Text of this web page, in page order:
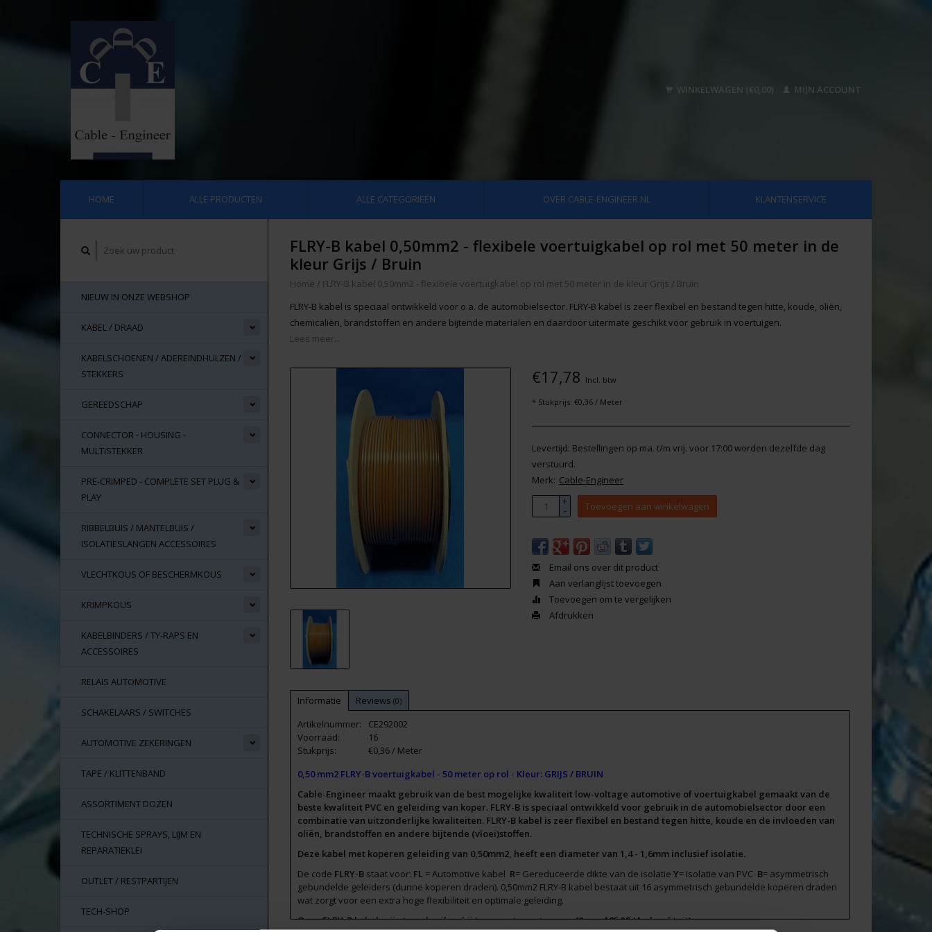
WINKELWAGEN (€0,00) MIJN ACCOUNT
HOME ALLE PRODUCTEN ALLE CATEGORIEËN OVER CABLE-ENGINEER.NL KLANTENSERVICE
NIEUW IN ONZE WEBSHOP
KABEL / DRAAD
KABELSCHOENEN / ADEREINDHULZEN /
STEKKERS
GEREEDSCHAP
CONNECTOR - HOUSING -
MULTISTEKKER
PRE-CRIMPED - COMPLETE SET PLUG &
PLAY
RIBBELBUIS / MANTELBUIS /
ISOLATIESLANGEN ACCESSOIRES
VLECHTKOUS OF BESCHERMKOUS
KRIMPKOUS
KABELBINDERS / TY-RAPS EN
ACCESSOIRES
RELAIS AUTOMOTIVE
SCHAKELAARS / SWITCHES
AUTOMOTIVE ZEKERINGEN
TAPE / KLITTENBAND
ASSORTIMENT DOZEN
TECHNISCHE SPRAYS, LIJM EN
REPARATIEKLEI
OUTLET / RESTPARTIJEN
TECH-SHOP
FLRY-B kabel 0,50mm2 - flexibele voertuigkabel op rol met 50 meter in de
kleur Grijs / Bruin
Home / FLRY-B kabel 0,50mm2 - flexibele voertuigkabel op rol met 50 meter in de kleur Grijs / Bruin
FLRY-B kabel is speciaal ontwikkeld voor o.a. de automobielsector. FLRY-B kabel is zeer flexibel en bestand tegen hitte, koude, oliën,
chemicaliën, brandstoffen en andere bijtende materialen en daardoor uitermate geschikt voor gebruik in voertuigen.
Lees meer...
€17,78 Incl. btw
* Stukprijs: €0,36 / Meter
Levertijd: Bestellingen op ma. t/m vrij. voor 17:00 worden dezelfde dag
verstuurd.
Merk: Cable-Engineer
+
- Toevoegen aan winkelwagen
Email ons over dit product
Aan verlanglijst toevoegen
Toevoegen om te vergelijken
Afdrukken
Informatie Reviews (0)
Artikelnummer:
CE292002
Voorraad:
16
Stukprijs:
€0,36 / Meter
0,50 mm2 FLRY-B voertuigkabel - 50 meter op rol - Kleur: GRIJS / BRUIN
Cable-Engineer maakt gebruik van de best mogelijke kwaliteit low-voltage automotive of voertuigkabel gemaakt van de
beste kwaliteit PVC en geleiding van koper. FLRY-B is speciaal ontwikkeld voor gebruik in de automobielsector door een
combinatie van uitzonderlijke kwaliteiten. FLRY-B kabel is zeer flexibel en bestand tegen hitte, koude en de invloeden van
oliën, brandstoffen en andere bijtende (vloei)stoffen.
Deze kabel met koperen geleiding van 0,50mm2, heeft een diameter van 1,4 - 1,6mm inclusief isolatie.
De code FLRY-B staat voor: FL = Automotive kabel R= Gereduceerde dikte van de isolatie Y= Isolatie van PVC B= asymmetrisch
gebundelde geleiders (dunne koperen draden). 0,50mm2 FLRY-B kabel bestaat uit 16 asymmetrisch gebundelde koperen draden
wat zorgt voor een extra hoge flexibiliteit en optimale geleiding.
Onze FLRY-B kabels zijn te gebruiken bij temperaturen tussen -40 en +105 °C (A+ kwaliteit)